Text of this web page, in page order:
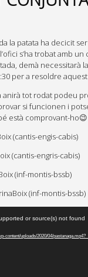
la patata ha decicit
s’ha trobat amb un
demà necessitarà la
per a resoldre
anirà tot rodat podeu
si funcionen i
està comprovant-ho😉
(cantis-engis-cabis)
(cantis-engris-cabis)
(inf-montis-bssb)
(inf-montis-bssb)
or source(s) not found
content/uploads/2020/04/